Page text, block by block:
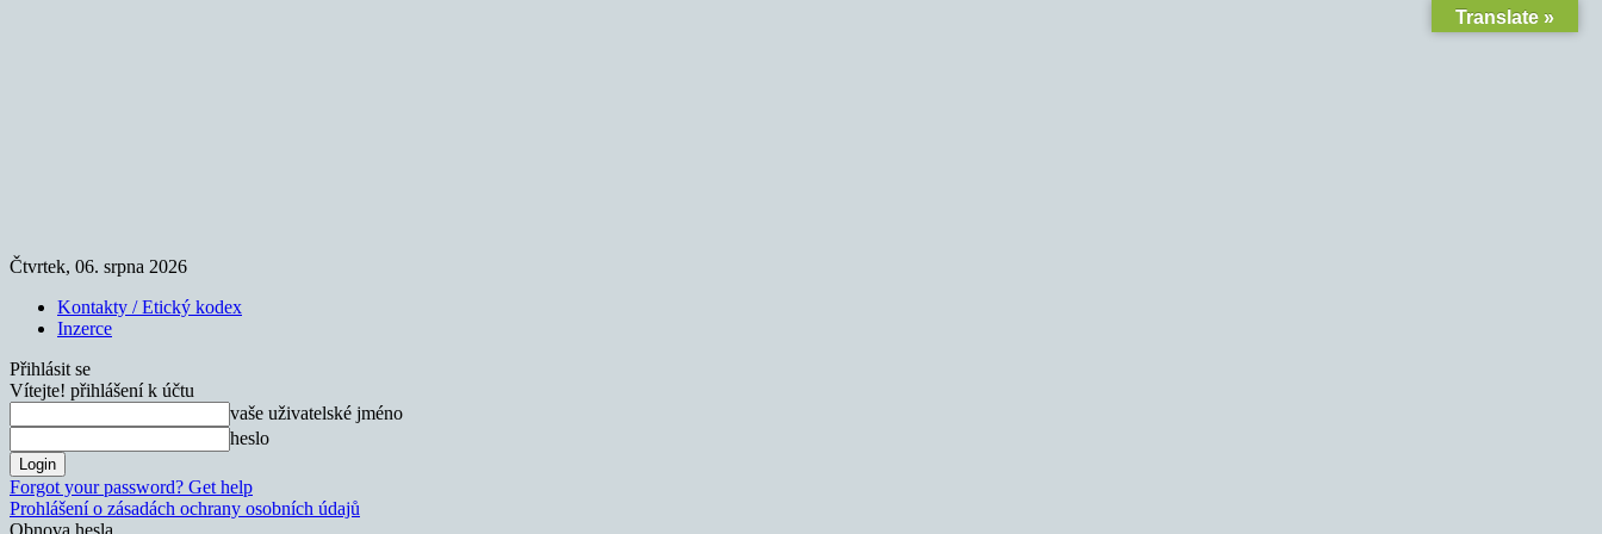
Čtvrtek, 06. srpna 2026
Kontakty / Etický kodex
Inzerce
Přihlásit se
Vítejte! přihlášení k účtu
vaše uživatelské jméno
heslo
Forgot your password? Get help
Prohlášení o zásadách ochrany osobních údajů
Obnova hesla
Translate »